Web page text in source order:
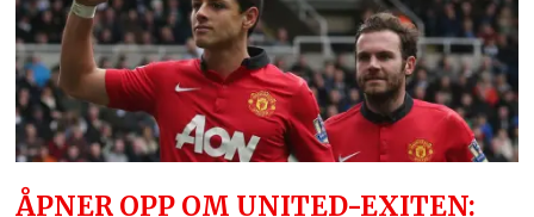
ÅPNER OPP OM UNITED-EXITEN: